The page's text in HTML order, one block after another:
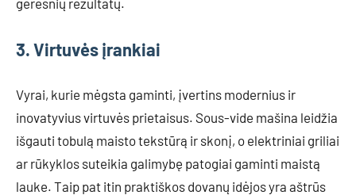
3. Virtuvės įrankiai
Vyrai, kurie mėgsta gaminti, įvertins modernius ir
inovatyvius virtuvės prietaisus. Sous-vide mašina leidžia
išgauti tobulą maisto tekstūrą ir skonį, o elektriniai griliai
ar rūkyklos suteikia galimybę patogiai gaminti maistą
lauke. Taip pat itin praktiškos dovanų idėjos yra aštrūs